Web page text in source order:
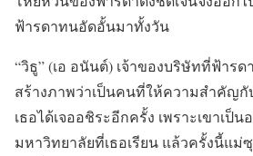
ฟ้ารดาทนอัดอั้นมาทั้งวัน
“วิธู” (เอ อนันต์) เจ้าของบริษัทที่ฟ้ารด
สร้างภาพว่าเป็นคนที่ให้ความสำคัญ
เธอได้เจออชิระอีกครั้ง เพราะเขาเป็
มหาวิทยาลัยที่เธอเรียน แล้วครั้งนี้แม่